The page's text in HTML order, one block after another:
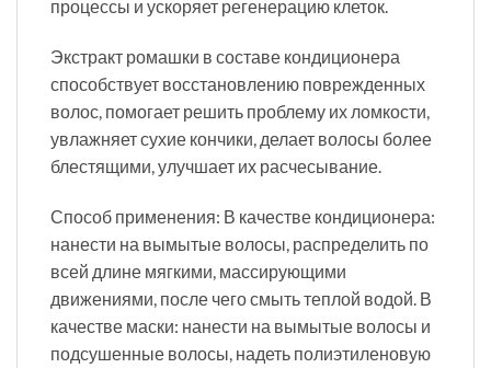
процессы и ускоряет регенерацию клеток.
Экстракт ромашки в составе кондиционера
способствует восстановлению поврежденных
волос, помогает решить проблему их ломкости,
увлажняет сухие кончики, делает волосы более
блестящими, улучшает их расчесывание.
Способ применения: В качестве кондиционера:
нанести на вымытые волосы, распределить по
всей длине мягкими, массирующими
движениями, после чего смыть теплой водой. В
качестве маски: нанести на вымытые волосы и
подсушенные волосы, надеть полиэтиленовую